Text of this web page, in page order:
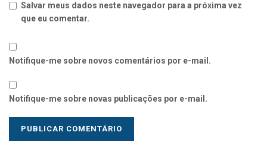
Salvar meus dados neste navegador para a próxima vez
que eu comentar.
Notifique-me sobre novos comentários por e-mail.
Notifique-me sobre novas publicações por e-mail.